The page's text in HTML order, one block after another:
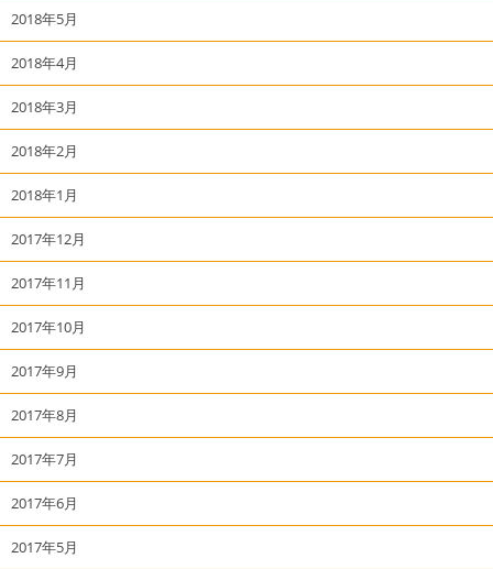
2018年5月
2018年4月
2018年3月
2018年2月
2018年1月
2017年12月
2017年11月
2017年10月
2017年9月
2017年8月
2017年7月
2017年6月
2017年5月